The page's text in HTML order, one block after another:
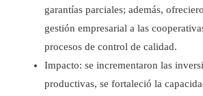
garantías parciales; además,
gestión empresarial a las
procesos de control de calidad.
Impacto: se incrementaron las
productivas, se fortaleció la